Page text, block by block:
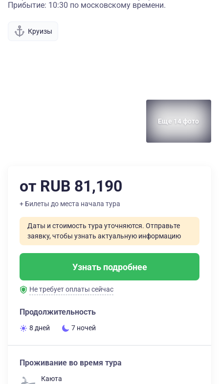
Прибытие: 10:30 по московскому времени.
Круизы
Еще 14 фото
от RUB 81,190
+ Билеты до места начала тура
Даты и стоимость тура уточняются. Отправьте
заявку, чтобы узнать актуальную информацию
Узнать подробнее
Не требует оплаты сейчас
Продолжительность
8 дней 7 ночей
Проживание во время тура
Каюта